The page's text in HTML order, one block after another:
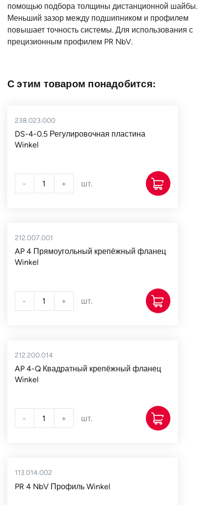
Страна Германия
помощью подбора толщины дистанционной шайбы.
Меньший зазор между подшипником и профилем
повышает точность системы. Для использования с
прецизионным профилем PR NbV.
С этим товаром понадобится:
238.023.000
DS-4-0.5 Регулировочная пластина
Winkel
- + шт.
212.007.001
AP 4 Прямоугольный крепёжный фланец
Winkel
- + шт.
212.200.014
AP 4-Q Квадратный крепёжный фланец
Winkel
- + шт.
113.014.002
PR 4 NbV Профиль Winkel